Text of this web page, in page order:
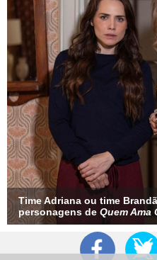
Time Adriana ou time
personagens de Quem Ama